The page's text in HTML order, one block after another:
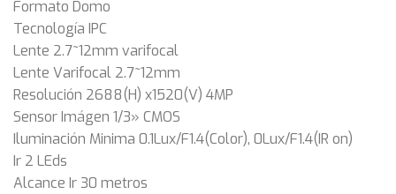
Formato Domo
Tecnología IPC
Lente 2.7~12mm varifocal
Lente Varifocal 2.7~12mm
Resolución 2688(H) x1520(V) 4MP
Sensor Imágen 1/3» CMOS
Iluminación Minima 0.1Lux/F1.4(Color), 0Lux/F1.4(IR on)
Ir 2 LEds
Alcance Ir 30 metros